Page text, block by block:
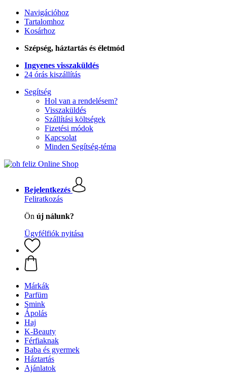
Navigációhoz
Tartalomhoz
Kosárhoz
Szépség, háztartás és életmód
Ingyenes visszaküldés
24 órás kiszállítás
Segítség
Hol van a rendelésem?
Visszaküldés
Szállítási költségek
Fizetési módok
Kapcsolat
Minden Segítség-téma
Bejelentkezés
Feliratkozás
Ön új nálunk?
Ügyfélfiók nyitása
Márkák
Parfüm
Smink
Ápolás
Haj
K-Beauty
Férfiaknak
Baba és gyermek
Háztartás
Ajánlatok